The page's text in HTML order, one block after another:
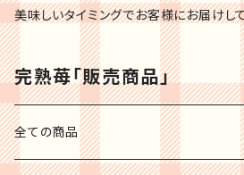
美味しいタイミングでお客様にお届けし
完熟苺「販売商品」
全ての商品